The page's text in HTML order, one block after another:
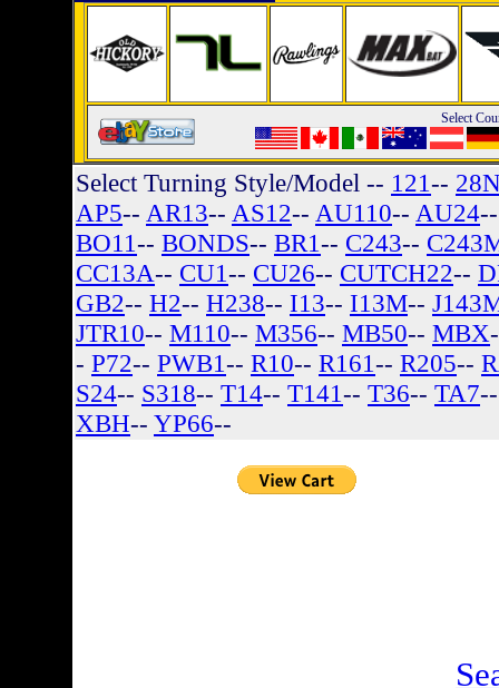
Select
Select Turning Style/Model -- 121--
AP5-- AR13-- AS12-- AU110-- AU24
BO11-- BONDS-- BR1-- C243--
CC13A-- CU1-- CU26-- CUTCH22--
GB2-- H2-- H238-- I13-- I13M--
JTR10-- M110-- M356-- MB50-- MBX
- P72-- PWB1-- R10-- R161-- R205--
S24-- S318-- T14-- T141-- T36-- TA7
XBH-- YP66--